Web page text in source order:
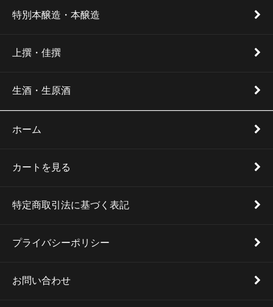
特別本醸造・本醸造
上撰・佳撰
生酒・生原酒
ホーム
カートを見る
特定商取引法に基づく表記
プライバシーポリシー
お問い合わせ